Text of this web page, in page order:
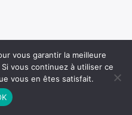
vous garantir la meilleure
vous continuez à utiliser ce
vous en êtes satisfait.